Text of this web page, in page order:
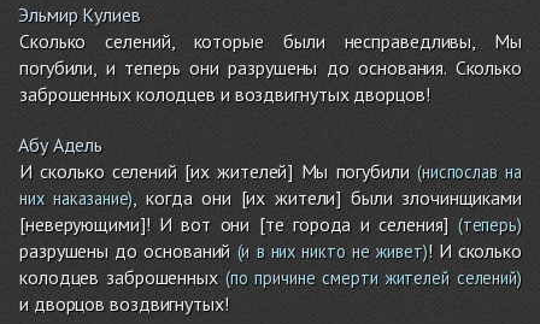
Эльмир Кулиев
Сколько селений, которые были несправедливы, Мы
погубили, и теперь они разрушены до основания. Сколько
заброшенных колодцев и воздвигнутых дворцов!
Абу Адель
И сколько селений [их жителей] Мы погубили(ниспослав на
них наказание) , когда они [их жители] были злочинщиками
[неверующими]! И вот они [те города и селения] (теперь)
разрушены до оснований (и в них никто не живет)! И сколько
колодцев заброшенных(по причине смерти жителей селений)
и дворцов воздвигнутых!